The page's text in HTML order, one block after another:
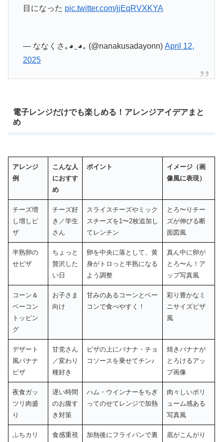
目になった pic.twitter.com/jjEqRVXKYA
— ななくさ｡⁠◕⁠‿⁠◕⁠｡ (@nanakusadayonn) April 12,
2025
電子レンジだけでも楽しめる！アレンジアイデアまと
め
アレンジ
例
こんな人
におすす
め
ポイント
イメージ（画
像風に表現）
チーズ増
し増しピ
ザ
チーズ好
き／学生
さん
スライスチーズやミック
スチーズを1〜2枚追加し
てレンチン
とろ〜りチー
ズが伸びる断
面図風
半熟卵の
せピザ
ちょっと
贅沢した
い日
卵を中央に落として、黄
身がトロっと半熟になる
よう調整
真ん中に卵が
とろ〜ん！ア
ップ写真風
コーン＆
ベーコン
トッピン
グ
お子さま
向け
甘みのあるコーンとベー
コンで食べやすく！
彩り豊かなミ
ニサイズピザ
風
デザート
風バナナ
ピザ
甘党さん
／変わり
種好き
ピザの上にバナナ・チョ
コソースを乗せてチン♪
焼きバナナが
とろけるアッ
プ画像
夜食ガッ
ツリ肉盛
り
遅い時間
のお腹す
き対策
ハム・ウインナーをちぎ
ってのせてレンジで加熱
肉々しいボリ
ューム感ある
写真風
ふちカリ
食感重視
加熱後にフライパンで裏
底がこんがり